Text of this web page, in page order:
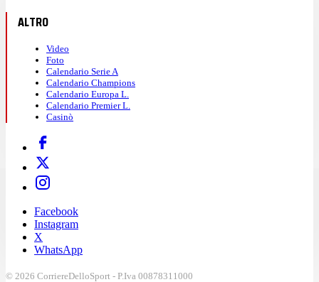
ALTRO
Video
Foto
Calendario Serie A
Calendario Champions
Calendario Europa L.
Calendario Premier L.
Casinò
Facebook
Instagram
X
WhatsApp
© 2026 CorriereDelloSport - P.Iva 00878311000